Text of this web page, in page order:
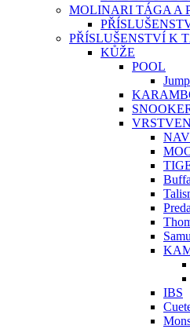
MOLINARI TÁGA A
PŘÍSLUŠENSTVÍ K
KŮŽE
POOL
IBS